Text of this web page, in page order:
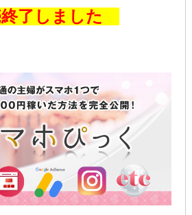
了しました